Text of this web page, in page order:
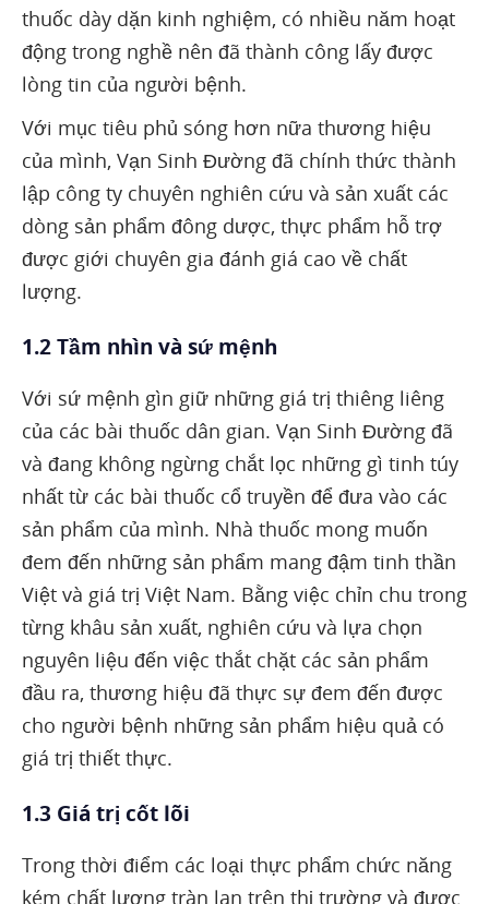
thuốc dày dặn kinh nghiệm, có nhiều năm hoạt
động trong nghề nên đã thành công lấy được
lòng tin của người bệnh.
Với mục tiêu phủ sóng hơn nữa thương hiệu
của mình, Vạn Sinh Đường đã chính thức thành
lập công ty chuyên nghiên cứu và sản xuất các
dòng sản phẩm đông dược, thực phẩm hỗ trợ
được giới chuyên gia đánh giá cao về chất
lượng.
1.2 Tầm nhìn và sứ mệnh
Với sứ mệnh gìn giữ những giá trị thiêng liêng
của các bài thuốc dân gian. Vạn Sinh Đường đã
và đang không ngừng chắt lọc những gì tinh túy
nhất từ các bài thuốc cổ truyền để đưa vào các
sản phẩm của mình. Nhà thuốc mong muốn
đem đến những sản phẩm mang đậm tinh thần
Việt và giá trị Việt Nam. Bằng việc chỉn chu trong
từng khâu sản xuất, nghiên cứu và lựa chọn
nguyên liệu đến việc thắt chặt các sản phẩm
đầu ra, thương hiệu đã thực sự đem đến được
cho người bệnh những sản phẩm hiệu quả có
giá trị thiết thực.
1.3 Giá trị cốt lõi
Trong thời điểm các loại thực phẩm chức năng
kém chất lượng tràn lan trên thị trường và được